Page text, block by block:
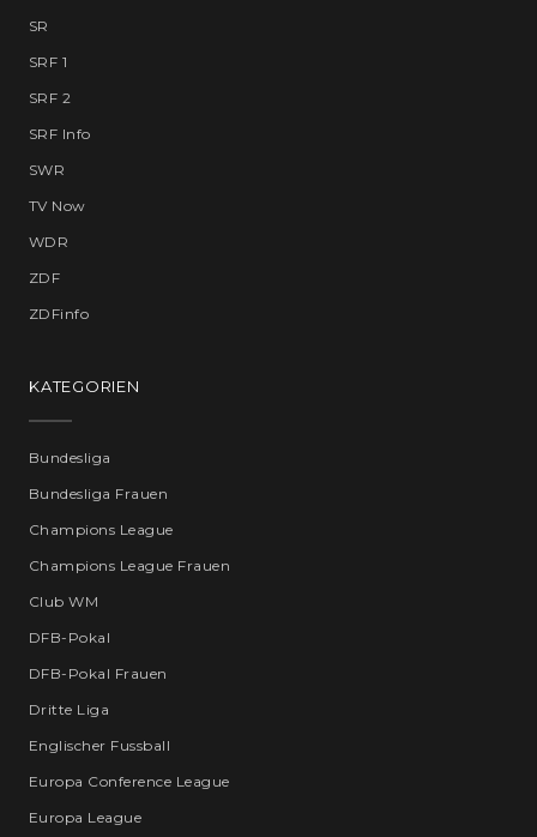
SR
SRF 1
SRF 2
SRF Info
SWR
TV Now
WDR
ZDF
ZDFinfo
KATEGORIEN
Bundesliga
Bundesliga Frauen
Champions League
Champions League Frauen
Club WM
DFB-Pokal
DFB-Pokal Frauen
Dritte Liga
Englischer Fussball
Europa Conference League
Europa League